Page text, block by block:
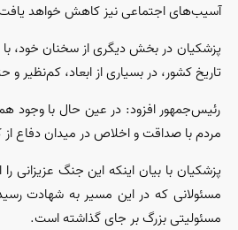
آسیب‌های اجتماعی نیز کاهش خواهد
پزشکیان در بخش دیگری از سخنان خود،
تاریخ کشور، در بسیاری از ابعاد، کم‌نظیر
رئیس‌جمهور افزود: در عین حال با وجود
مردم با صداقت و اخلاص در میدان دفاع
پزشکیان با بیان اینکه این جنگ عزیزانی
مسئولانی که در این مسیر به شهادت
مسئولیتی بزرگ بر جای گذاشته است.